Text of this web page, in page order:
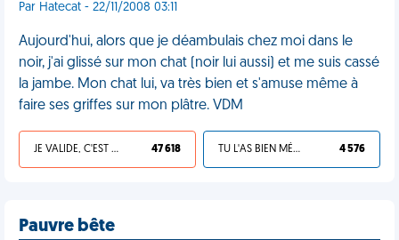
Par Hatecat - 22/11/2008 03:11
Aujourd'hui, alors que je déambulais chez moi dans le
noir, j'ai glissé sur mon chat (noir lui aussi) et me suis cassé
la jambe. Mon chat lui, va très bien et s'amuse même à
faire ses griffes sur mon plâtre. VDM
JE VALIDE, C'EST UNE VDM 47 618 TU L'AS BIEN MÉRITÉ 4 576
Pauvre bête